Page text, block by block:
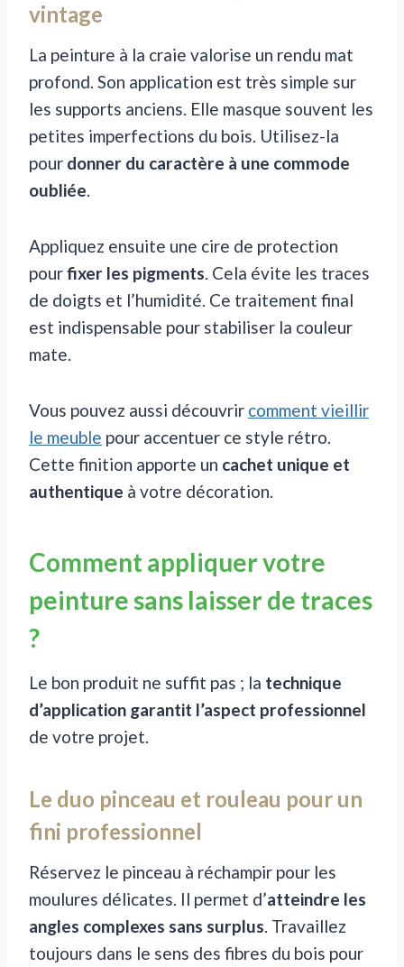
vintage
La peinture à la craie valorise un rendu mat
profond. Son application est très simple sur
les supports anciens. Elle masque souvent les
petites imperfections du bois. Utilisez-la
pour donner du caractère à une commode
oubliée.
Appliquez ensuite une cire de protection
pourfixer les pigments. Cela évite les traces
de doigts et l’humidité. Ce traitement final
est indispensable pour stabiliser la couleur
mate.
Vous pouvez aussi découvrir comment vieillir
le meuble pour accentuer ce style rétro.
Cette finition apporte un cachet unique et
authentique à votre décoration.
Comment appliquer votre
peinture sans laisser de traces
?
Le bon produit ne suffit pas ; la technique
d’application garantit l’aspect professionnel
de votre projet.
Le duo pinceau et rouleau pour un
fini professionnel
Réservez le pinceau à réchampir pour les
moulures délicates. Il permet d’atteindre les
angles complexes sans surplus. Travaillez
toujours dans le sens des fibres du bois pour